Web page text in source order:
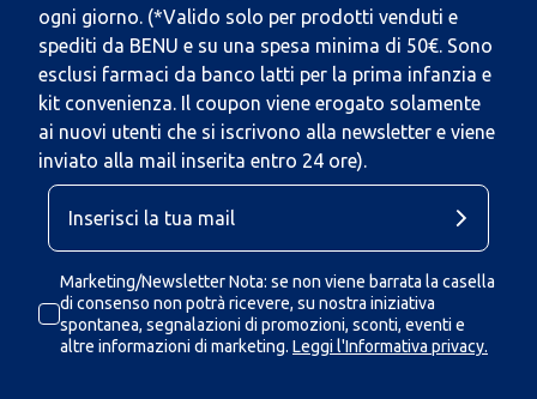
ogni giorno. (*Valido solo per prodotti venduti e
spediti da BENU e su una spesa minima di 50€. Sono
esclusi farmaci da banco latti per la prima infanzia e
kit convenienza. Il coupon viene erogato solamente
ai nuovi utenti che si iscrivono alla newsletter e viene
inviato alla mail inserita entro 24 ore).
Marketing/Newsletter Nota: se non viene barrata la casella
di consenso non potrà ricevere, su nostra iniziativa
spontanea, segnalazioni di promozioni, sconti, eventi e
altre informazioni di marketing. Leggi l'Informativa privacy.